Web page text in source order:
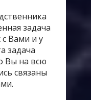
задача
Вами и у
задача
Вы на всю
связаны